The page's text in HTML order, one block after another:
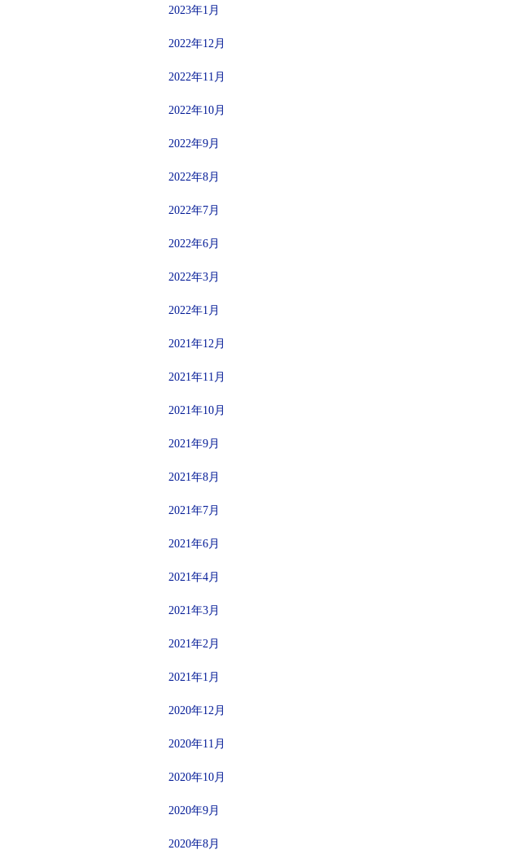
2023年1月
2022年12月
2022年11月
2022年10月
2022年9月
2022年8月
2022年7月
2022年6月
2022年3月
2022年1月
2021年12月
2021年11月
2021年10月
2021年9月
2021年8月
2021年7月
2021年6月
2021年4月
2021年3月
2021年2月
2021年1月
2020年12月
2020年11月
2020年10月
2020年9月
2020年8月